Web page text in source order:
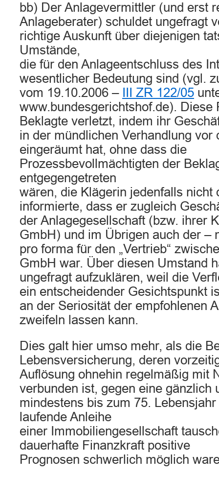
bb) Der Anlagevermittler (und erst
Anlageberater) schuldet ungefragt
richtige Auskunft über diejenigen
Umstände,
die für den Anlageentschluss des
wesentlicher Bedeutung sind (vgl.
vom 19.10.2006 –
III ZR 122/05
www.bundesgerichtshof.de). Diese
Beklagte verletzt, indem ihr
in der mündlichen Verhandlung vor
eingeräumt hat, ohne dass die
Prozessbevollmächtigten der
entgegengetreten
wären, die Klägerin jedenfalls nicht
informierte, dass er zugleich
der Anlagegesellschaft (bzw. ihrer
GmbH) und im Übrigen auch der –
pro forma für den „Vertrieb“
GmbH war. Über diesen Umstand
ungefragt aufzuklären, weil die
ein entscheidender Gesichtspunkt
an der Seriosität der empfohlenen
zweifeln lassen kann.
Dies galt hier umso mehr, als die
Lebensversicherung, deren
Auflösung ohnehin regelmäßig mit
verbunden ist, gegen eine gänzlich
mindestens bis zum 75.
laufende Anleihe
einer Immobiliengesellschaft
dauerhafte Finanzkraft positive
Prognosen schwerlich möglich